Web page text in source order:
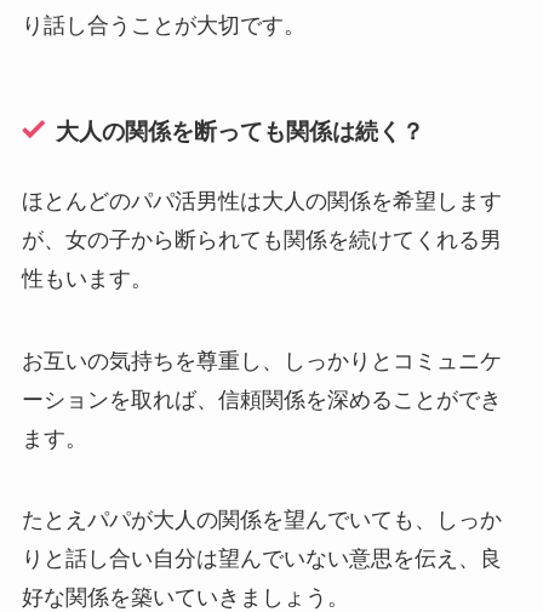
り話し合うことが大切です。
大人の関係を断っても関係は続く？
ほとんどのパパ活男性は大人の関係を希望します
が、女の子から断られても関係を続けてくれる男
性もいます。
お互いの気持ちを尊重し、しっかりとコミュニケ
ーションを取れば、信頼関係を深めることができ
ます。
たとえパパが大人の関係を望んでいても、しっか
りと話し合い自分は望んでいない意思を伝え、良
好な関係を築いていきましょう。